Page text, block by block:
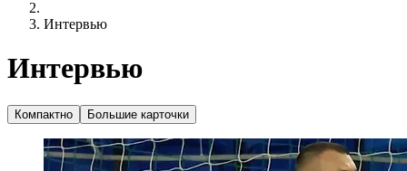
Интервью
Интервью
Компактно Большие карточки